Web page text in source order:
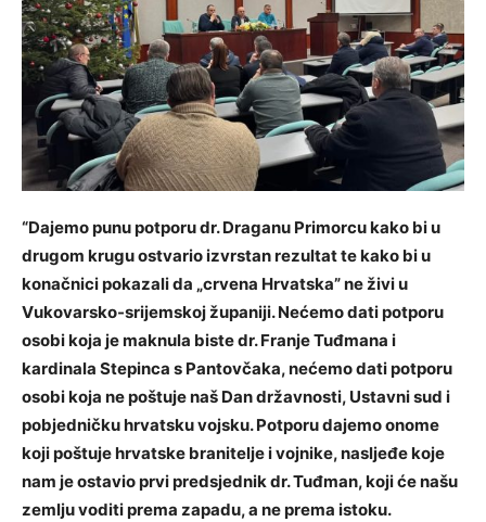
“Dajemo punu potporu dr. Draganu Primorcu kako bi u
drugom krugu ostvario izvrstan rezultat te kako bi u
konačnici pokazali da „crvena Hrvatska” ne živi u
Vukovarsko-srijemskoj županiji. Nećemo dati potporu
osobi koja je maknula biste dr. Franje Tuđmana i
kardinala Stepinca s Pantovčaka, nećemo dati potporu
osobi koja ne poštuje naš Dan državnosti, Ustavni sud i
pobjedničku hrvatsku vojsku. Potporu dajemo onome
koji poštuje hrvatske branitelje i vojnike, nasljeđe koje
nam je ostavio prvi predsjednik dr. Tuđman, koji će našu
zemlju voditi prema zapadu, a ne prema istoku.